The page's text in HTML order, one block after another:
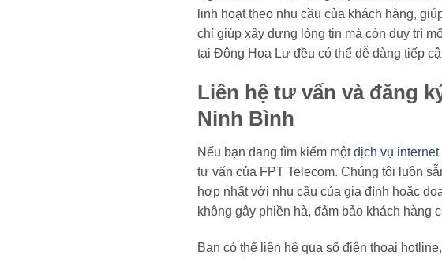
linh hoạt theo nhu cầu của khách hàng,
chỉ giúp xây dựng lòng tin mà còn duy trì
tại Đông Hoa Lư đều có thể dễ dàng tiếp
Liên hệ tư vấn và đăng
Ninh Bình
Nếu bạn đang tìm kiếm mộtdịch vụ
tư vấn của FPT Telecom. Chúng tôi luôn
hợp nhất với nhu cầu của gia đình hoặc
không gây phiền hà, đảm bảo khách hàng
Bạn có thể liên hệ qua số điện thoại